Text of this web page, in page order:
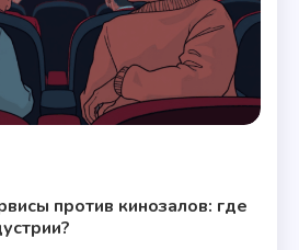
против кинозалов: где